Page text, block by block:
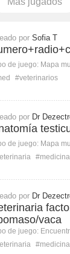
por Sofia T
de juego: Mapa
#veterinarios
por Dr
de juego: Mapa
#medicina
por Dr
vaca
de juego:
#medicina